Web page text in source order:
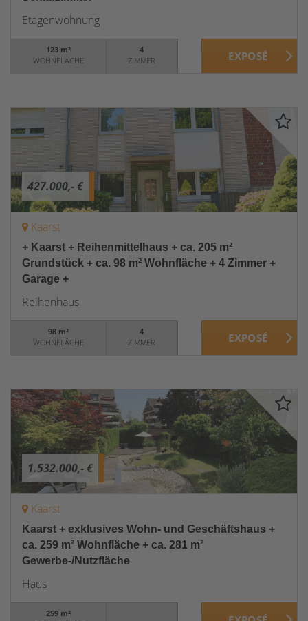
Etagenwohnung
123 m²
WOHNFLÄCHE
4
ZIMMER
427.000,- €
Kaarst
+ Kaarst + Reihenmittelhaus + ca. 205 m²
Grundstück + ca. 98 m² Wohnfläche + 4 Zimmer +
Garage +
Reihenhaus
98 m²
WOHNFLÄCHE
4
ZIMMER
1.532.000,- €
Kaarst
Kaarst + exklusives Wohn- und Geschäftshaus +
ca. 259 m² Wohnfläche + ca. 281 m²
Gewerbe-/Nutzfläche
Haus
259 m²